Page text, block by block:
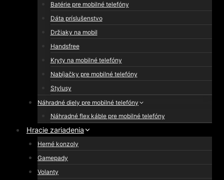
Batérie pre mobilné telefóny
Dáta príslušenstvo
Držiaky na mobil
Handsfree
Kryty na mobilné telefóny
Nabíjačky pre mobilné telefóny
Stylusy
Náhradné diely pre mobilné telefóny
Náhradné flex káble pre mobilné telefóny
Hracie zariadenia
Herné konzoly
Gamepady
Volanty